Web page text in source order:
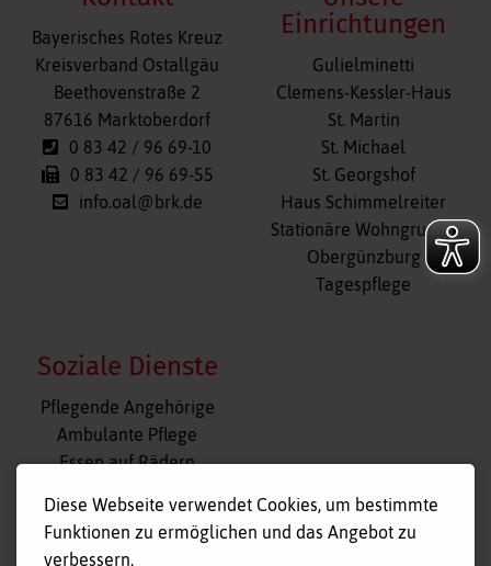
Bayerisches Rotes Kreuz
Kreisverband Ostallgäu
Beethovenstraße 2
87616 Marktoberdorf
0 83 42 / 96 69-10
0 83 42 / 96 69-55
info.oal@brk.de
Einrichtungen
Navigation
überspringen
Gulielminetti
Clemens-Kessler-Haus
St. Martin
St. Michael
St. Georgshof
Haus Schimmelreiter
Stationäre Wohngruppe
Obergünzburg
Tagespflege
Soziale Dienste
Navigation
überspringen
Pflegende Angehörige
Ambulante Pflege
Essen auf Rädern
Tagespflege
Hausnotruf
Diese Webseite verwendet Cookies, um bestimmte
Funktionen zu ermöglichen und das Angebot zu
verbessern.